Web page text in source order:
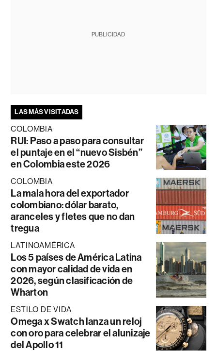
PUBLICIDAD
LAS MÁS VISITADAS
COLOMBIA
RUI: Paso a paso para consultar
el puntaje en el “nuevo Sisbén”
en Colombia este 2026
COLOMBIA
La mala hora del exportador
colombiano: dólar barato,
aranceles y fletes que no dan
tregua
LATINOAMÉRICA
Los 5 países de América Latina
con mayor calidad de vida en
2026, según clasificación de
Wharton
ESTILO DE VIDA
Omega x Swatch lanza un reloj
con oro para celebrar el alunizaje
del Apollo 11